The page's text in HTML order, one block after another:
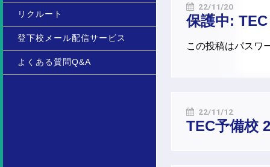
リクルート
登下校メール配信サービス
よくある質問Q&A
22/11/20
保護中:
この投稿はパスワ
22/11/12
TEC予備校